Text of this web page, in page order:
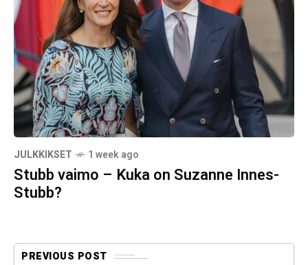
JULKKIKSET 1 week ago
Stubb vaimo – Kuka on Suzanne Innes-
Stubb?
PREVIOUS POST